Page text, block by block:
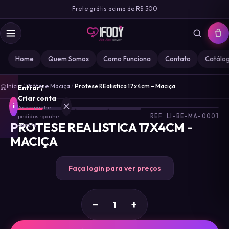
Frete grátis acima de R$ 500
Home Quem Somos Como Funciona Contato
i
Entrar /
Criar conta
Acompanhe
pedidos · ganhe
cupons
DESIRE
Início/Prótese Maciça / Protese REalistica 17x4cm – Maciça
1
REF · LI-BE-MA-0001
PROTESE REALISTICA 17X4CM -
MACIÇA
Faça login para ver preços
− +